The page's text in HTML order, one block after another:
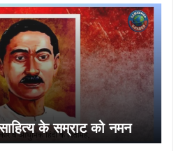
के सम्राट को नमन